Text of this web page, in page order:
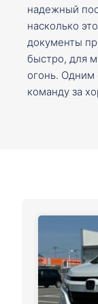
надежный
насколько
документы
быстро, для
огонь. Одним
команду за